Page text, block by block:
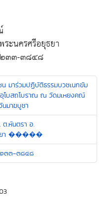
ะนครศรีอยุธยา
๓๓-๓๘๔๘
มาร่วมปฏิบัติธรรมบวชเนกขัม
อุโบสถโบราณ ณ วัดมเหยงคณ์
นมาฆบูชา
.หันตรา อ.
ยุธยา �����
๓๓-๓๘๔๘